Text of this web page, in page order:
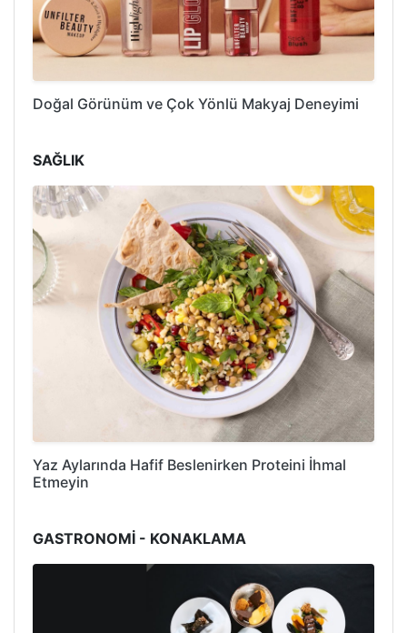
Doğal Görünüm ve Çok Yönlü Makyaj Deneyimi
SAĞLIK
Yaz Aylarında Hafif Beslenirken Proteini İhmal
Etmeyin
GASTRONOMİ - KONAKLAMA